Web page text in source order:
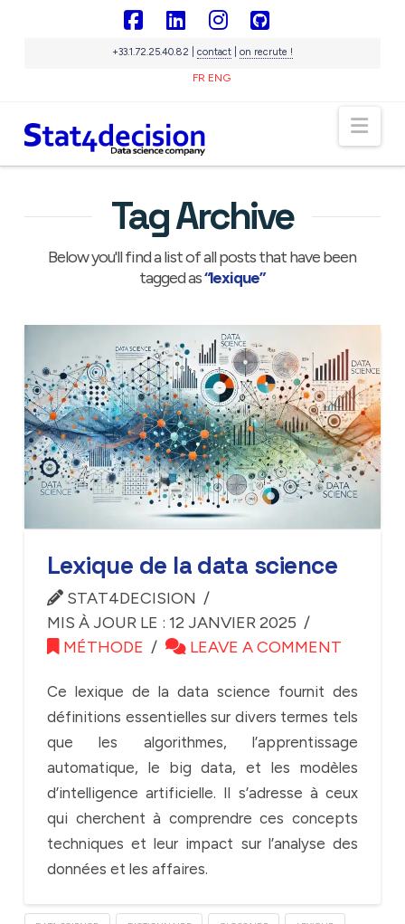
FacebookLinkedInInstagram
+33.1.72.25.40.82 | contact| on recrute !
FR ENG
Tag Archive
Below you'll find a list of all posts that have been
tagged as“lexique”
Lexique de la data science
STAT4DECISION
MIS À JOUR LE : 12 JANVIER 2025
MÉTHODE
LEAVE A COMMENT
Ce lexique de la data science fournit des
définitions essentielles sur divers termes tels
que les algorithmes, l’apprentissage
automatique, le big data, et les modèles
d’intelligence artificielle. Il s’adresse à ceux
qui cherchent à comprendre ces concepts
techniques et leur impact sur l’analyse des
données et les affaires.
En ligne
Panneau de gestion des cookies